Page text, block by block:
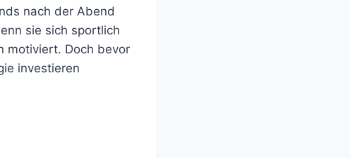
nach der Abend
sie sich sportlich
motiviert. Doch bevor
investieren